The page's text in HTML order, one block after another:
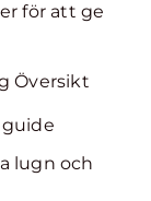
för att ge
Översikt
lugn och